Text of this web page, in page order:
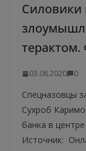
Силовики
03.08.2020 0
Спецназовцы
Сухроб
банка в
Источник: